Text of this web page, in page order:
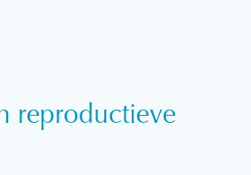
reproductieve